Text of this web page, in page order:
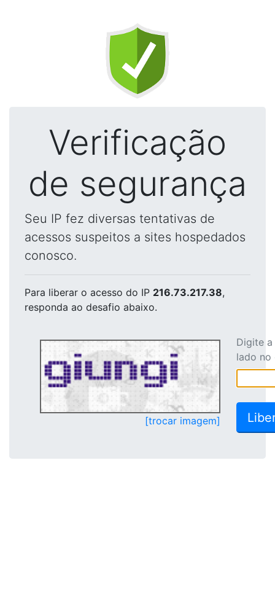
Verificação
de segurança
Seu IP fez diversas tentativas de
acessos suspeitos a sites hospedados
conosco.
Para liberar o acesso do IP 216.73.217.38,
responda ao desafio abaixo.
[trocar imagem]
Digite
lado no